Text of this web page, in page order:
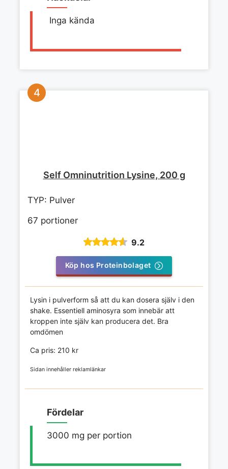
Inga kända
Self Omninutrition Lysine, 200 g
TYP: Pulver
67 portioner
9.2
Köp hos Proteinbolaget
Lysin i pulverform så att du kan dosera själv i den
shake. Essentiell aminosyra som innebär att
kroppen inte själv kan producera det. Bra
omdömen
Ca pris: 210 kr
Sidan innehåller reklamlänkar
Fördelar
3000 mg per portion